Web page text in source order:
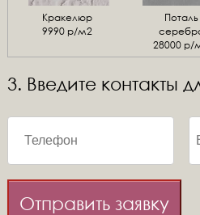
Кракелюр
9990 р/м2
Поталь
28000 р/
3. Введите контакты
Отправить заявку